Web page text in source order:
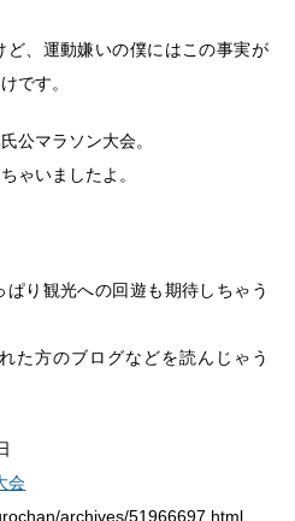
ど、運動嫌いの僕にはこの事実が
です。
公マラソン大会。
ゃいましたよ。
り観光への回遊も期待しちゃう
た方のブログなどを読んじゃう
会
archives/51966697.html